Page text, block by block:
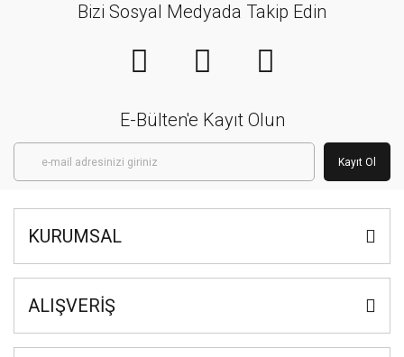
Bizi Sosyal Medyada Takip Edin
E-Bülten'e Kayıt Olun
Kayıt Ol
KURUMSAL
ALIŞVERİŞ